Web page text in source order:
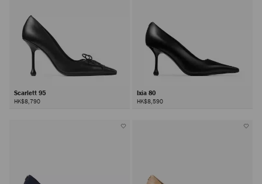
Scarlett 95
HK$8,790
Ixia 80
HK$8,590